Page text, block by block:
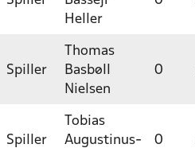
Heller
Spiller
Thomas
Basbøll
Nielsen
0
Spiller
Tobias
Augustinus-
0